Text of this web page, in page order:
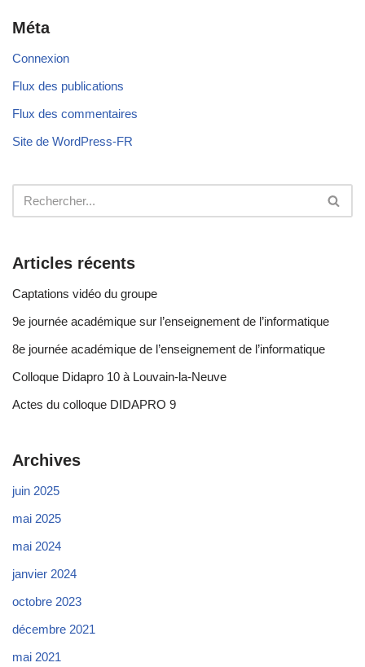
Méta
Connexion
Flux des publications
Flux des commentaires
Site de WordPress-FR
Articles récents
Captations vidéo du groupe
9e journée académique sur l’enseignement de l’informatique
8e journée académique de l’enseignement de l’informatique
Colloque Didapro 10 à Louvain-la-Neuve
Actes du colloque DIDAPRO 9
Archives
juin 2025
mai 2025
mai 2024
janvier 2024
octobre 2023
décembre 2021
mai 2021